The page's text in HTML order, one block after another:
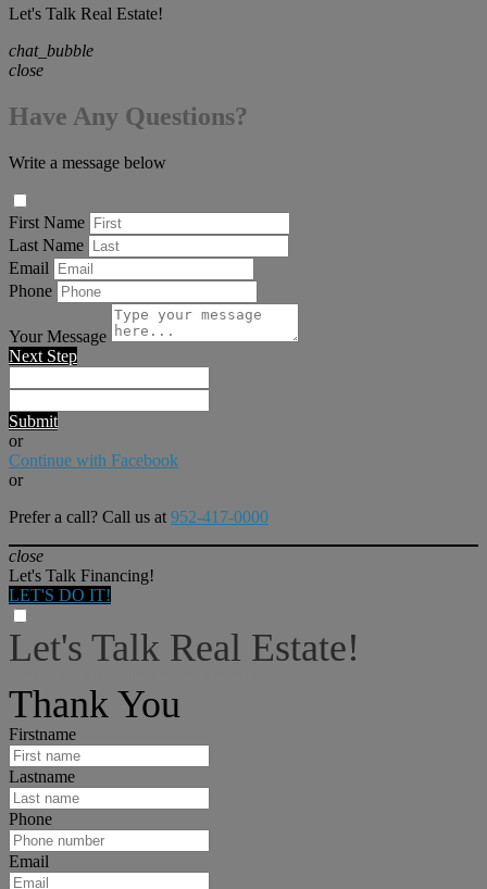
Let's Talk Real Estate!
chat_bubble
close
Have Any Questions?
Write a message below
First Name
Last Name
Email
Phone
Your Message
Next Step
Submit
or
Continue with Facebook
or
Prefer a call? Call us at 952-417-0000
close
Let's Talk Financing!
LET'S DO IT!
Let's Talk Real Estate!
Thank You
Firstname
Lastname
Phone
Email